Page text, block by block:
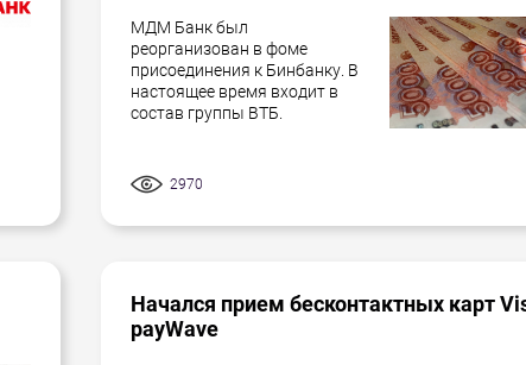
МДМ Банк был
реорганизован в фоме
присоединения к Бинбанку. В
настоящее время входит в
состав группы ВТБ.
2970
Начался прием бесконтактных карт
payWave